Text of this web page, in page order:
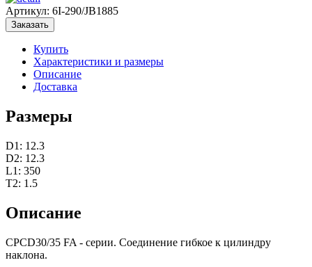
Артикул: 6I-290/JB1885
Заказать
Купить
Характеристики и размеры
Описание
Доставка
Размеры
D1: 12.3
D2: 12.3
L1: 350
T2: 1.5
Описание
CPCD30/35 FA - серии. Соединение гибкое к цилиндру
наклона.